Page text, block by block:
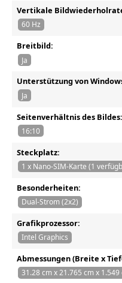
Vertikale
60 Hz
Breitbild:
Ja
Unterstützung von
Ja
Seitenverhältnis des Bildes:
16:10
Steckplatz:
1 x Nano-SIM-Karte (1
Besonderheiten:
Dual-Strom (2x2)
Grafikprozessor:
Intel Graphics
Abmessungen (Breite x
31.28 cm x 21.765 cm x 1.549